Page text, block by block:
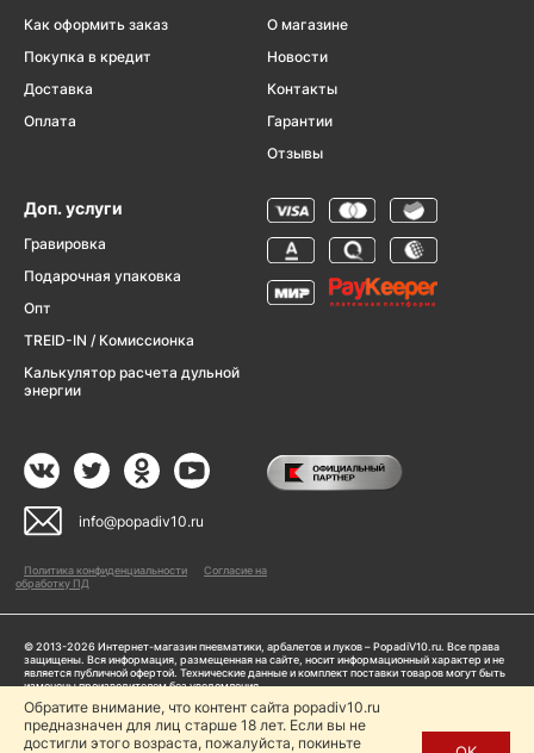
Как оформить заказ
Покупка в кредит
Доставка
Оплата
О магазине
Новости
Контакты
Гарантии
Отзывы
Доп. услуги
Гравировка
Подарочная упаковка
Опт
TREID-IN / Комиссионка
Калькулятор расчета дульной
энергии
info@popadiv10.ru
Политика конфиденциальности
Согласие на
обработку ПД
© 2013-2026 Интернет-магазин пневматики, арбалетов и луков – PopadiV10.ru. Все права
защищены. Вся информация, размещенная на сайте, носит информационный характер и не
является публичной офертой. Технические данные и комплект поставки товаров могут быть
изменены производителем без уведомления
Пользуясь сайтом Popadiv10.ru, пользователь автоматически соглашается с условиями,
прописанными в
Политике конфиденциальности
Обратите внимание, что контент сайта popadiv10.ru
предназначен для лиц старше 18 лет. Если вы не
достигли этого возраста, пожалуйста, покиньте